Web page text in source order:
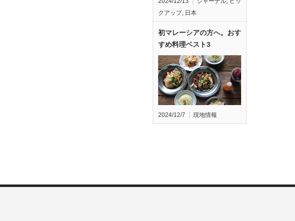
クアップ, 日本
初マレーシアの方へ。おす
すめ料理ベスト3
2024/12/7 現地情報